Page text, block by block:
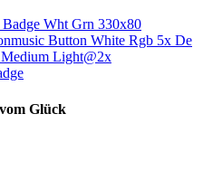
Glück